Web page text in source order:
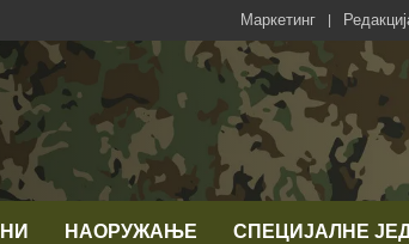
Маркетинг
НАОРУЖАЊЕ СПЕЦИЈАЛНЕ